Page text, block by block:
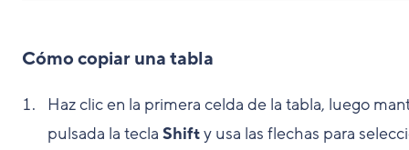
Cómo copiar una tabla
Haz clic en la primera celda de la tabla, luego
pulsada la tecla Shifty usa las flechas para